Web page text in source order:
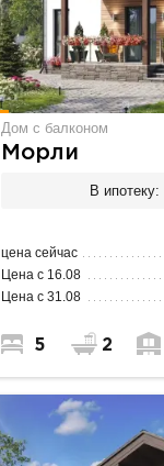
Дом с балконом
Морли
В ипотеку:
цена сейчас
Цена с 16.08
Цена с 31.08
5 2